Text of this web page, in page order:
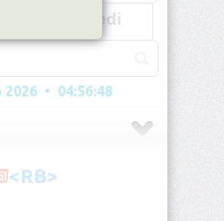
Accedi
• 04:56:50
<RB>